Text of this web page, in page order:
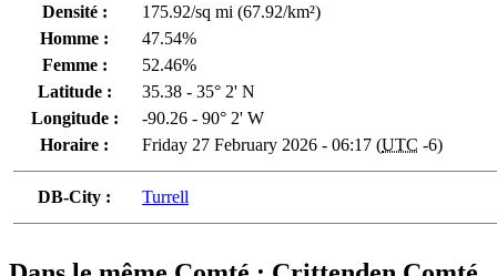
Densité :
175.92/sq mi (67.92/km²)
Homme :
47.54%
Femme :
52.46%
Latitude :
35.38 - 35° 2' N
Longitude :
-90.26 - 90° 2' W
Horaire :
Friday 27 February 2026 - 06:17 (UTC -6)
DB-City : Turrell